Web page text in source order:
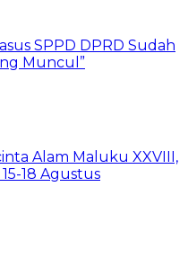
SPPD DPRD Sudah
Muncul”
Alam Maluku XXVIII,
18 Agustus